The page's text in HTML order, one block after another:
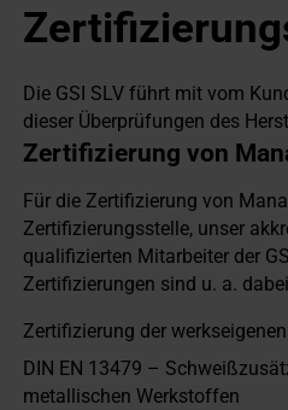
Die GSI SLV führt mit vom
dieser Überprüfungen des
Zertifizierung von
Für die Zertifizierung von
Zertifizierungsstelle, unser
qualifizierten Mitarbeiter der
Zertifizierungen sind u. a.
Zertifizierung der
DIN EN 13479 –
metallischen Werkstoffen